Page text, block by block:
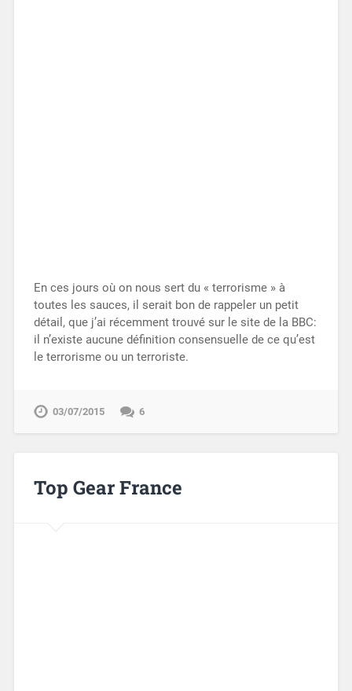
En ces jours où on nous sert du « terrorisme » à
toutes les sauces, il serait bon de rappeler un petit
détail, que j’ai récemment trouvé sur le site de la BBC:
il n’existe aucune définition consensuelle de ce qu’est
le terrorisme ou un terroriste.
03/07/2015 6
Top Gear France